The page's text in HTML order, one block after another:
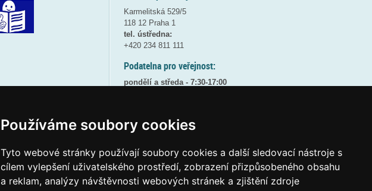
Používáme soubory cookies
Tyto webové stránky používají soubory cookies a další sledovací nástroje s
cílem vylepšení uživatelského prostředí, zobrazení přizpůsobeného obsahu
a reklam, analýzy návštěvnosti webových stránek a zjištění zdroje
Karmelitská 529/5
118 12 Praha 1
tel. ústředna:
+420 234 811 111
Podatelna pro veřejnost:
pondělí a středa - 7:30-17:00
8:30 - 9:30 - bezpečnostní přestávka
Elektronická podatelna:
posta@msmtgov cz